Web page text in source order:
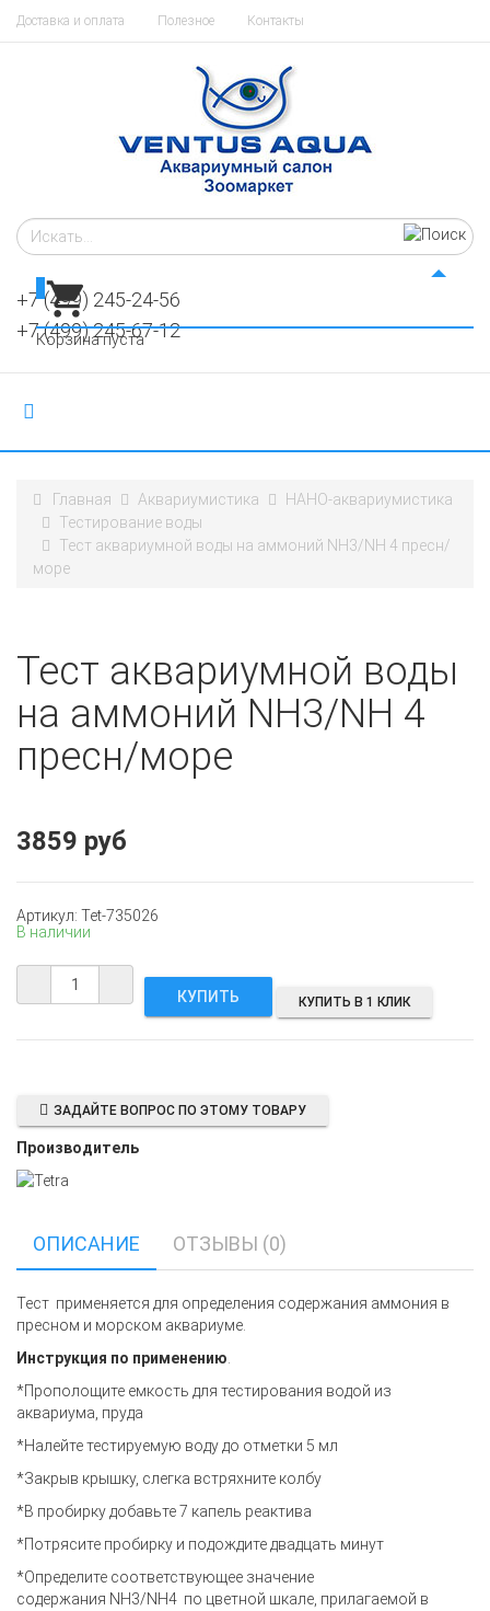
Доставка и оплата Полезное Контакты
+7 (499) 245-24-56
+7 (499) 245-67-12
Корзина пуста
Главная Аквариумистика
НАНО-аквариумистика
Тестирование воды
Тест аквариумной воды на аммоний NH3/NH 4 пресн/
море
Тест аквариумной воды
на аммоний NH3/NH 4
пресн/море
3859 руб
Артикул: Tet-735026
В наличии
КУПИТЬ В 1 КЛИК
ЗАДАЙТЕ ВОПРОС ПО ЭТОМУ ТОВАРУ
Производитель
ОПИСАНИЕ ОТЗЫВЫ (0)
Тест применяется для определения содержания аммония в
пресном и морском аквариуме.
Инструкция по применению
*Прополощите емкость для тестирования водой из
аквариума, пруда
*Налейте тестируемую воду до отметки 5 мл
*Закрыв крышку, слегка встряхните колбу
*В пробирку добавьте 7 капель реактива
*Потрясите пробирку и подождите двадцать минут
*Определите соответствующее значение
содержания NH3/NH4 по цветной шкале, прилагаемой в